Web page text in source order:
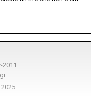
2011
2025